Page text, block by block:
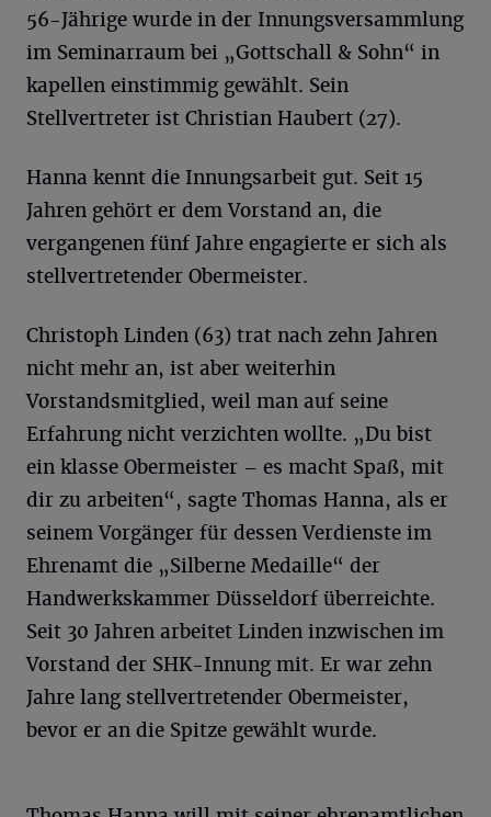
56-Jährige wurde in der Innungsversammlung
im Seminarraum bei „Gottschall & Sohn“ in
kapellen einstimmig gewählt. Sein
Stellvertreter ist Christian Haubert (27).
Hanna kennt die Innungsarbeit gut. Seit 15
Jahren gehört er dem Vorstand an, die
vergangenen fünf Jahre engagierte er sich als
stellvertretender Obermeister.
Christoph Linden (63) trat nach zehn Jahren
nicht mehr an, ist aber weiterhin
Vorstandsmitglied, weil man auf seine
Erfahrung nicht verzichten wollte. „Du bist
ein klasse Obermeister – es macht Spaß, mit
dir zu arbeiten“, sagte Thomas Hanna, als er
seinem Vorgänger für dessen Verdienste im
Ehrenamt die „Silberne Medaille“ der
Handwerkskammer Düsseldorf überreichte.
Seit 30 Jahren arbeitet Linden inzwischen im
Vorstand der SHK-Innung mit. Er war zehn
Jahre lang stellvertretender Obermeister,
bevor er an die Spitze gewählt wurde.